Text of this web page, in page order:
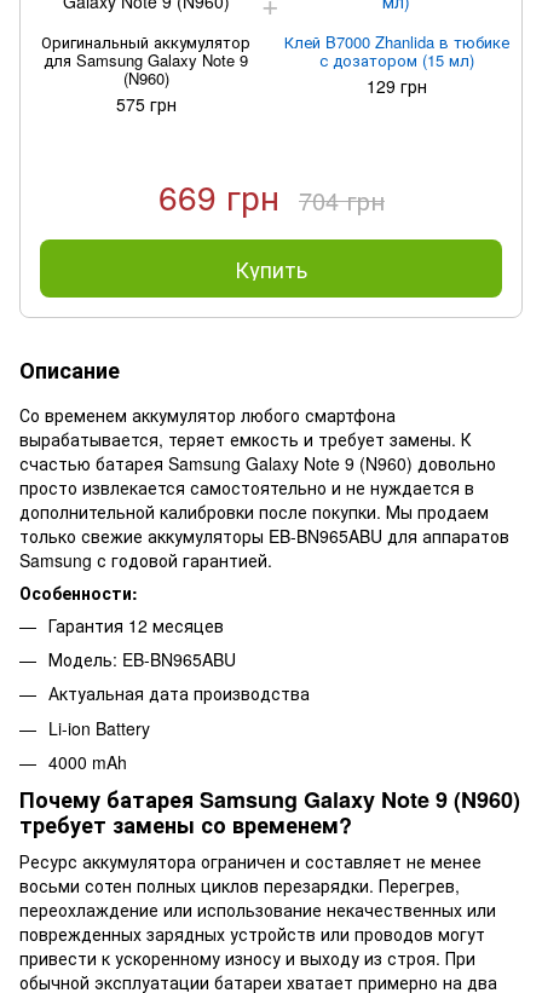
Оригинальный аккумулятор
для Samsung Galaxy Note 9
(N960)
575 грн
Клей B7000 Zhanlida в тюбике
с дозатором (15 мл)
129 грн
669 грн 704 грн
Купить
Описание
Со временем аккумулятор любого смартфона
вырабатывается, теряет емкость и требует замены. К
счастью батарея Samsung Galaxy Note 9 (N960) довольно
просто извлекается самостоятельно и не нуждается в
дополнительной калибровки после покупки. Мы продаем
только свежие аккумуляторы EB-BN965ABU для аппаратов
Samsung с годовой гарантией.
Особенности:
Гарантия 12 месяцев
Модель: EB-BN965ABU
Актуальная дата производства
Li-ion Battery
4000 mAh
Почему батарея Samsung Galaxy Note 9 (N960)
требует замены со временем?
Ресурс аккумулятора ограничен и составляет не менее
восьми сотен полных циклов перезарядки. Перегрев,
переохлаждение или использование некачественных или
поврежденных зарядных устройств или проводов могут
привести к ускоренному износу и выходу из строя. При
обычной эксплуатации батареи хватает примерно на два